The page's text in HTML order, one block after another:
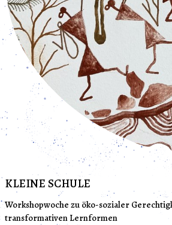
KLEINE SCHULE
Workshopwoche zu öko-sozialer
transformativen Lernformen